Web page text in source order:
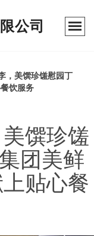
公司
，美馔珍馐慰园丁
饮服务
馔珍馐
团美鲜
贴心餐